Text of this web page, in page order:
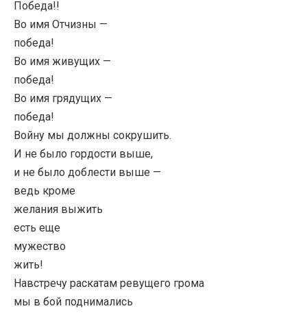
Победа!!
Во имя Отчизны —
победа!
Во имя живущих —
победа!
Во имя грядущих —
победа!
Войну мы должны сокрушить.
И не было гордости выше,
и не было доблести выше —
ведь кроме
желания выжить
есть еще
мужество
жить!
Навстречу раскатам ревущего грома
мы в бой поднимались